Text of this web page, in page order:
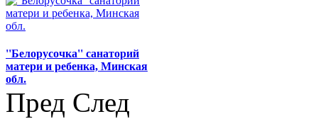
''Белорусочка'' санаторий
матери и ребенка, Минская
обл.
Пред След